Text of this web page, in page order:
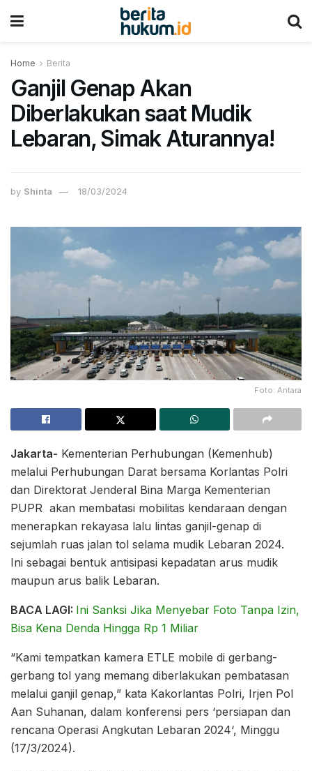
Home Berita
Ganjil Genap Akan
Diberlakukan saat Mudik
Lebaran, Simak Aturannya!
by Shinta 18/03/2024
Foto: Antara
Jakarta- Kementerian Perhubungan (Kemenhub)
melalui Perhubungan Darat bersama Korlantas Polri
dan Direktorat Jenderal Bina Marga Kementerian
PUPR akan membatasi mobilitas kendaraan dengan
menerapkan rekayasa lalu lintas ganjil-genap di
sejumlah ruas jalan tol selama mudik Lebaran 2024.
Ini sebagai bentuk antisipasi kepadatan arus mudik
maupun arus balik Lebaran.
BACA LAGI: Ini Sanksi Jika Menyebar Foto Tanpa Izin,
Bisa Kena Denda Hingga Rp 1 Miliar
“Kami tempatkan kamera ETLE mobile di gerbang-
gerbang tol yang memang diberlakukan pembatasan
melalui ganjil genap,” kata Kakorlantas Polri, Irjen Pol
Aan Suhanan, dalam konferensi pers ‘persiapan dan
rencana Operasi Angkutan Lebaran 2024‘, Minggu
(17/3/2024).